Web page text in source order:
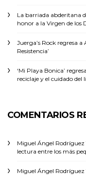
La barriada abderitana
honor a la Virgen de los
Juerga’s Rock regresa a
Resistencia’
‘Mi Playa Bonica’
reciclaje y el cuidado del
COMENTARIOS
Miguel Ángel Rodríguez
lectura entre los más
Miguel Ángel Rodríguez